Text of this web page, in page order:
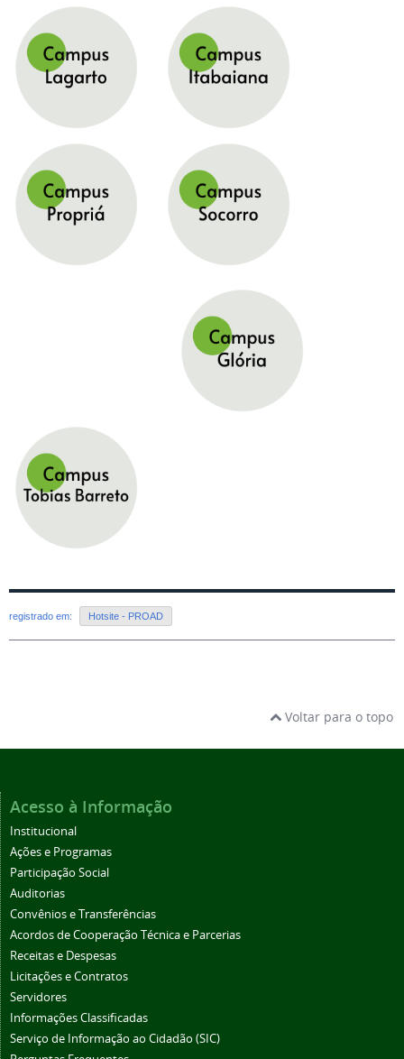
registrado em: Hotsite - PROAD
Voltar para o topo
Acesso à Informação
Institucional
Ações e Programas
Participação Social
Auditorias
Convênios e Transferências
Acordos de Cooperação Técnica e Parcerias
Receitas e Despesas
Licitações e Contratos
Servidores
Informações Classificadas
Serviço de Informação ao Cidadão (SIC)